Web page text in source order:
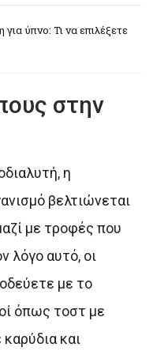
ύπνο: Τι να επιλέξετε
στην
η
βελτιώνεται
με τροφές που
λόγο αυτό, οι
με το
όπως τοστ με
και